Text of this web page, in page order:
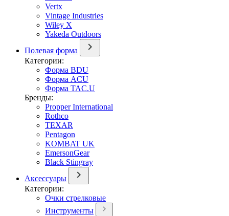
Vertx
Vintage Industries
Wiley X
Yakeda Outdoors
Полевая форма
Категории:
Форма BDU
Форма ACU
Форма TAC.U
Бренды:
Propper International
Rothco
TEXAR
Pentagon
KOMBAT UK
EmersonGear
Black Stingray
Аксессуары
Категории:
Очки стрелковые
Инструменты